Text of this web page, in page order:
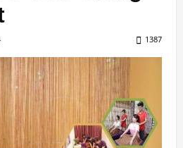
1387